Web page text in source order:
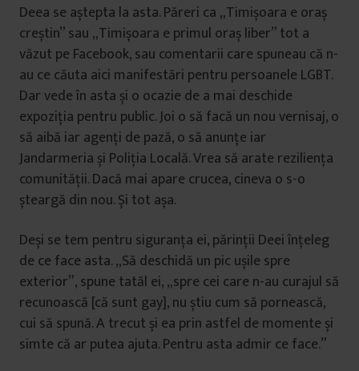
Deea se aștepta la asta. Păreri ca „Timișoara e oraș
creștin” sau „Timișoara e primul oraș liber” tot a
văzut pe Facebook, sau comentarii care spuneau că n-
au ce căuta aici manifestări pentru persoanele LGBT.
Dar vede în asta și o ocazie de a mai deschide
expoziția pentru public. Joi o să facă un nou vernisaj, o
să aibă iar agenți de pază, o să anunțe iar
Jandarmeria și Poliția Locală. Vrea să arate reziliența
comunității. Dacă mai apare crucea, cineva o s-o
șteargă din nou. Și tot așa.
Deși se tem pentru siguranța ei, părinții Deei înțeleg
de ce face asta. „Să deschidă un pic ușile spre
exterior”, spune tatăl ei, „spre cei care n-au curajul să
recunoască [că sunt gay], nu știu cum să pornească,
cui să spună. A trecut și ea prin astfel de momente și
simte că ar putea ajuta. Pentru asta admir ce face.”